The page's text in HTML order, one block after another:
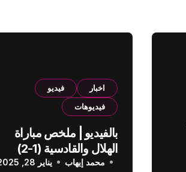
اخبار
فيديو
فيديوهات
بالفيديو | ملخص مباراة
الهلال والقادسية (1-2)
الدوري السعودي
محمد إيهاب يناير 28, 2025